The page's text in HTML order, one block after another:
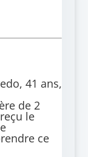
41 ans,
de 2
le
ce